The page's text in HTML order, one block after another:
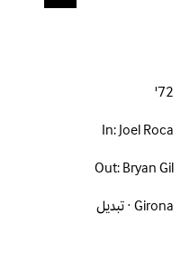
72'
In:Joel Roca
Out:Bryan Gil
Girona · تبديل